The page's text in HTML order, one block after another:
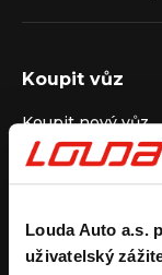
Louda Auto a.s.
uživatelský
Koupit vůz
Koupit nový vůz
Koupit ojetý vůz
Koupit užitkový
Pronájem
Carsharing